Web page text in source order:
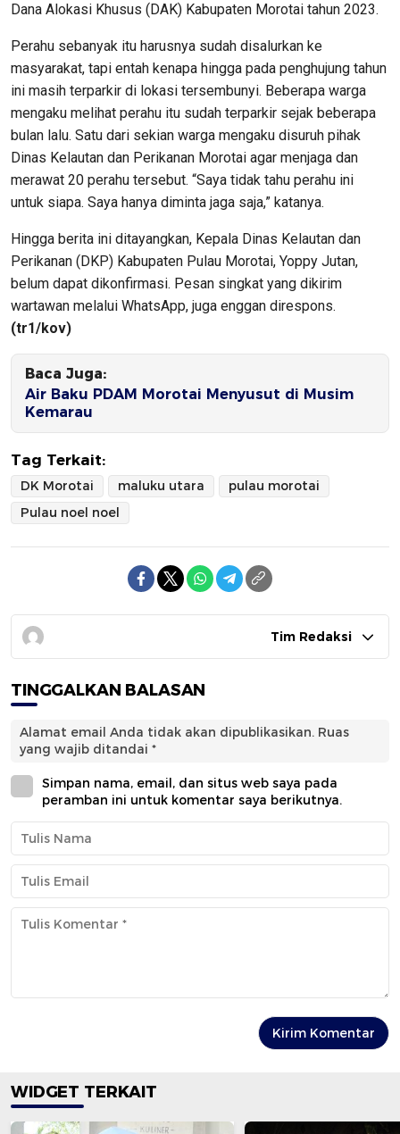
Dana Alokasi Khusus (DAK) Kabupaten Morotai tahun 2023.
Perahu sebanyak itu harusnya sudah disalurkan ke
masyarakat, tapi entah kenapa hingga pada penghujung tahun
ini masih terparkir di lokasi tersembunyi. Beberapa warga
mengaku melihat perahu itu sudah terparkir sejak beberapa
bulan lalu. Satu dari sekian warga mengaku disuruh pihak
Dinas Kelautan dan Perikanan Morotai agar menjaga dan
merawat 20 perahu tersebut. “Saya tidak tahu perahu ini
untuk siapa. Saya hanya diminta jaga saja,” katanya.
Hingga berita ini ditayangkan, Kepala Dinas Kelautan dan
Perikanan (DKP) Kabupaten Pulau Morotai, Yoppy Jutan,
belum dapat dikonfirmasi. Pesan singkat yang dikirim
wartawan melalui WhatsApp, juga enggan direspons.
(tr1/kov)
Baca Juga:
Air Baku PDAM Morotai Menyusut di Musim
Kemarau
Tag Terkait:
DK Morotai maluku utara
pulau morotai
Pulau noel noel
Tim Redaksi
TINGGALKAN BALASAN
Alamat email Anda tidak akan dipublikasikan. Ruas
yang wajib ditandai *
Simpan nama, email, dan situs web saya pada
peramban ini untuk komentar saya berikutnya.
WIDGET TERKAIT